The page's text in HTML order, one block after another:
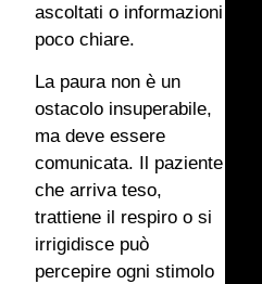
ascoltati o informazioni
poco chiare.
La paura non è un
ostacolo insuperabile,
ma deve essere
comunicata. Il paziente
che arriva teso,
trattiene il respiro o si
irrigidisce può
percepire ogni stimolo